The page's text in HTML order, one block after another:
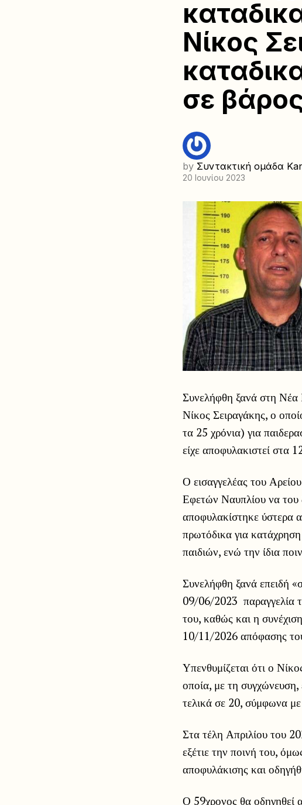
Νίκος
σε
by Συντακτική ομάδα
20 Ιουνίου 2023
Συνελήφθη ξανά στη Νέα
Νίκος Σειραγάκης, ο
τα 25 χρόνια) για
είχε αποφυλακιστεί στα
Ο εισαγγελέας του
Εφετών Ναυπλίου να του
αποφυλακίστηκε ύστερα
πρωτόδικα για
παιδιών, ενώ την ίδια
Συνελήφθη ξανά επειδή
09/06/2023 παραγγελία
του, καθώς και η
10/11/2026 απόφασης
Υπενθυμίζεται ότι ο
οποία, με τη συγχώνευση,
τελικά σε 20, σύμφωνα
Στα τέλη Απριλίου του
εξέτιε την ποινή του,
αποφυλάκισης και
Ο 59χρονος θα οδηγηθεί